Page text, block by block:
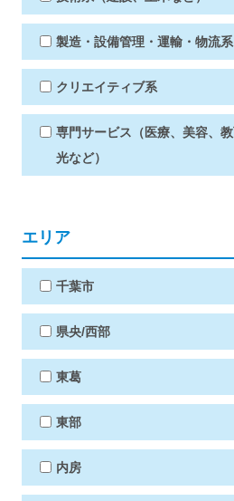
製造・設備管理・運輸・物流系
クリエイティブ系
専門サービス（医療、美容、
光など）
エリア
千葉市
県央/西部
東葛
東部
内房